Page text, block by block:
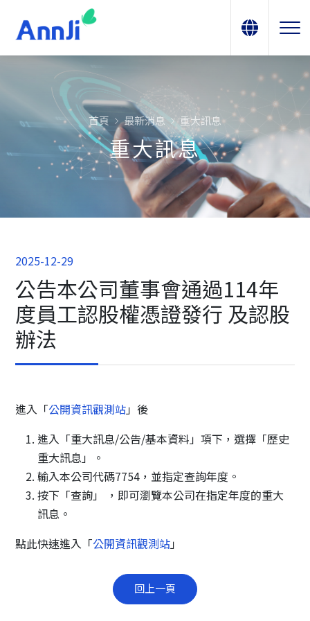
首頁 最新消息 重大訊息
重大訊息
2025-12-29
公告本公司董事會通過114年
度員工認股權憑證發行 及認股
辦法
進入「公開資訊觀測站」後
進入「重大訊息/公告/基本資料」項下，選擇「歷史
重大訊息」。
輸入本公司代碼7754，並指定查詢年度。
按下「查詢」 ，即可瀏覽本公司在指定年度的重大
訊息。
點此快速進入「公開資訊觀測站」
回上一頁